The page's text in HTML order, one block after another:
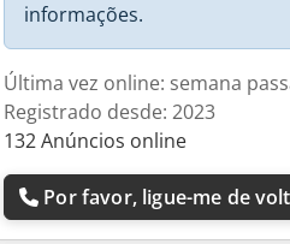
informações.
Última vez online: semana
Registrado desde: 2023
132 Anúncios online
Por favor, ligue-me de